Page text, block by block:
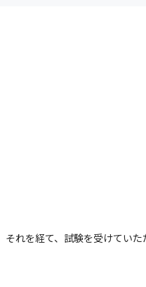
れを経て、試験を受けてい